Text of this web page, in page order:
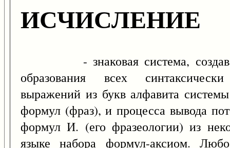
ИСЧИСЛЕНИЕ
- знаковая система,
образования всех
выражений из букв алфавита
формул (фраз), и процесса вывода
формул И. (его фразеологии) из
языке набора формул-аксиом.